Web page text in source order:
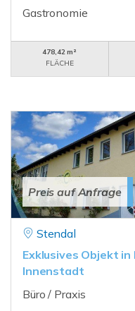
Gastronomie
478,42 m²
FLÄCHE
Preis auf Anfrage
Stendal
Exklusives Objekt
Innenstadt
Büro / Praxis